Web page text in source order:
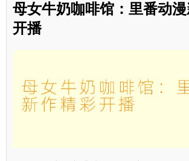
母女牛奶咖啡馆：里番动
开播